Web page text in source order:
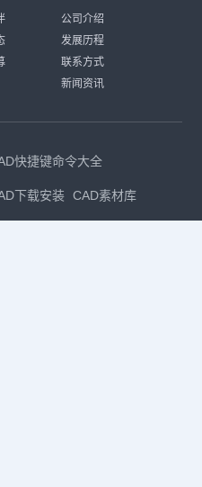
公司介绍
发展历程
联系方式
新闻资讯
快捷键命令大全
下载安装 CAD素材库